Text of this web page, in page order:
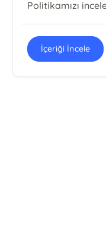
Politikamızı
İçeriği İncele